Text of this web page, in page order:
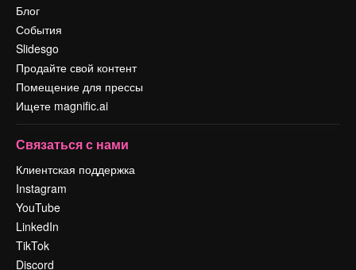
Блог
События
Slidesgo
Продайте свой контент
Помещение для прессы
Ищете magnific.ai
Связаться с нами
Клиентская поддержка
Instagram
YouTube
LinkedIn
TikTok
Discord